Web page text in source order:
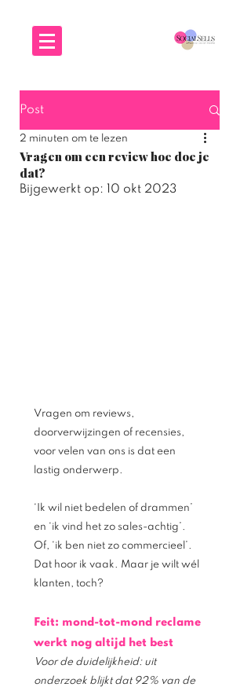
Post
Vragen om een review hoe doe je
dat?
2 minuten om te lezen
Bijgewerkt op: 10 okt 2023
Vragen om reviews,
doorverwijzingen of recensies,
voor velen van ons is dat een
lastig onderwerp.
‘Ik wil niet bedelen of drammen’
en ‘ik vind het zo sales-achtig’.
Of, ‘ik ben niet zo commercieel’.
Dat hoor ik vaak. Maar je wilt wél
klanten, toch?
Feit: mond-tot-mond reclame
werkt nog altijd het best
Voor de duidelijkheid: uit
onderzoek blijkt dat 92% van de